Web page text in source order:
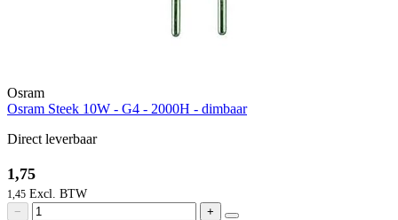
Osram
Osram Steek 10W - G4 - 2000H - dimbaar
Direct leverbaar
1,75
1,45
− +